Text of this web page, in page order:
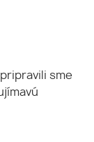
sme